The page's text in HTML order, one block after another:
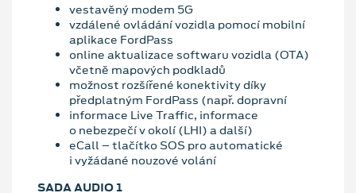
vestavěný modem 5G
vzdálené ovládání vozidla pomocí mobilní
aplikace FordPass
online aktualizace softwaru vozidla (OTA)
včetně mapových podkladů
možnost rozšířené konektivity díky
předplatným FordPass (např. dopravní
informace Live Traffic, informace
o nebezpečí v okolí (LHI) a další)
eCall – tlačítko SOS pro automatické
i vyžádané nouzové volání
SADA AUDIO 1